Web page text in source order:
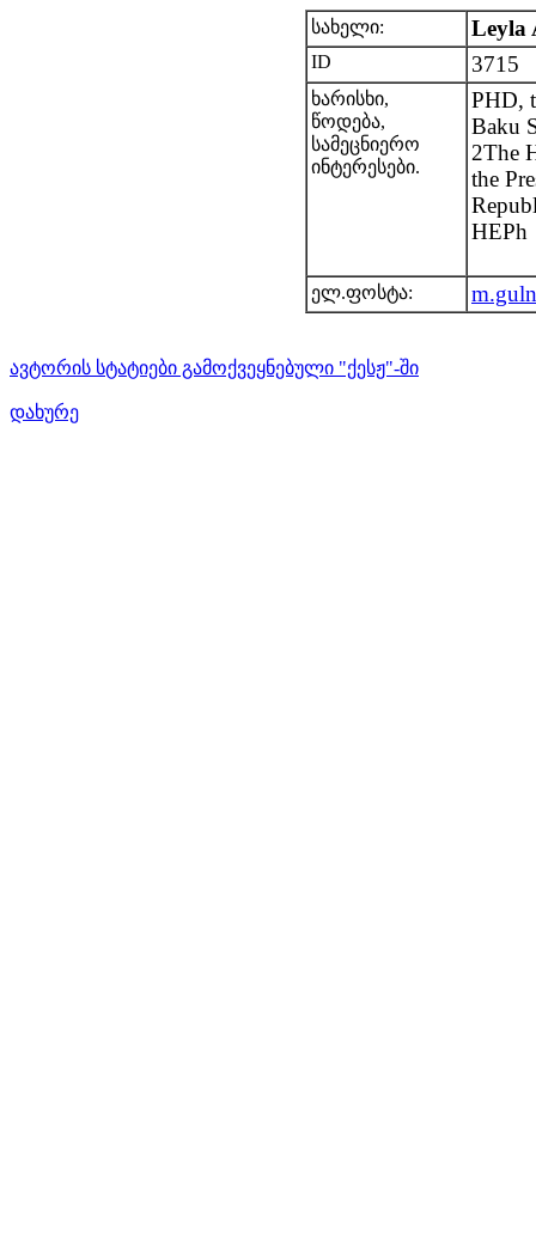
სახელი: Leyla
ID 3715
ხარისხი,
წოდება,
სამეცნიერო
ინტერესები.
PHD,
Baku
2The
the
HEPh
ელ.ფოსტა:
ავტორის სტატიები გამოქვეყნებული "ქესჟ"-ში
დახურე